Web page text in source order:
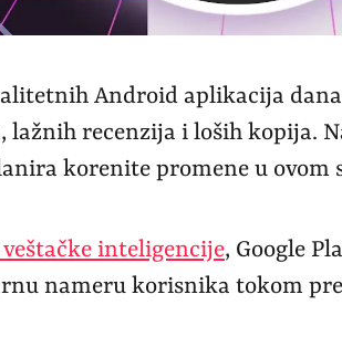
Android aplikacija
lažnih recenzija i loših kopija.
korenite promene u ovom
inteligencije, Google
nameru korisnika tokom